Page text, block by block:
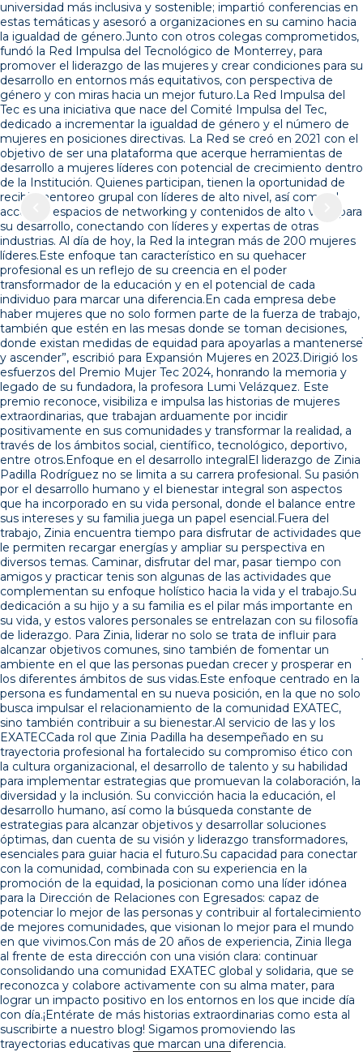
universidad más inclusiva y sostenible; impartió conferencias en
estas temáticas y asesoró a organizaciones en su camino hacia
la igualdad de género.Junto con otros colegas comprometidos,
fundó la Red Impulsa del Tecnológico de Monterrey, para
promover el liderazgo de las mujeres y crear condiciones para su
desarrollo en entornos más equitativos, con perspectiva de
género y con miras hacia un mejor futuro.La Red Impulsa del
Tec es una iniciativa que nace del Comité Impulsa del Tec,
dedicado a incrementar la igualdad de género y el número de
mujeres en posiciones directivas. La Red se creó en 2021 con el
objetivo de ser una plataforma que acerque herramientas de
desarrollo a mujeres líderes con potencial de crecimiento dentro
de la Institución. Quienes participan, tienen la oportunidad de
recibir mentoreo grupal con líderes de alto nivel, así como el
acceso a espacios de networking y contenidos de alto valor para
su desarrollo, conectando con líderes y expertas de otras
industrias. Al día de hoy, la Red la integran más de 200 mujeres
líderes.Este enfoque tan característico en su quehacer
profesional es un reflejo de su creencia en el poder
transformador de la educación y en el potencial de cada
individuo para marcar una diferencia.En cada empresa debe
haber mujeres que no solo formen parte de la fuerza de trabajo,
también que estén en las mesas donde se toman decisiones,
donde existan medidas de equidad para apoyarlas a mantenerse
y ascender”, escribió para Expansión Mujeres en 2023.Dirigió los
esfuerzos del Premio Mujer Tec 2024, honrando la memoria y
legado de su fundadora, la profesora Lumi Velázquez. Este
premio reconoce, visibiliza e impulsa las historias de mujeres
extraordinarias, que trabajan arduamente por incidir
positivamente en sus comunidades y transformar la realidad, a
través de los ámbitos social, científico, tecnológico, deportivo,
entre otros.Enfoque en el desarrollo integralEl liderazgo de Zinia
Padilla Rodríguez no se limita a su carrera profesional. Su pasión
por el desarrollo humano y el bienestar integral son aspectos
que ha incorporado en su vida personal, donde el balance entre
sus intereses y su familia juega un papel esencial.Fuera del
trabajo, Zinia encuentra tiempo para disfrutar de actividades que
le permiten recargar energías y ampliar su perspectiva en
diversos temas. Caminar, disfrutar del mar, pasar tiempo con
amigos y practicar tenis son algunas de las actividades que
complementan su enfoque holístico hacia la vida y el trabajo.Su
dedicación a su hijo y a su familia es el pilar más importante en
su vida, y estos valores personales se entrelazan con su filosofía
de liderazgo. Para Zinia, liderar no solo se trata de influir para
alcanzar objetivos comunes, sino también de fomentar un
ambiente en el que las personas puedan crecer y prosperar en
los diferentes ámbitos de sus vidas.Este enfoque centrado en la
persona es fundamental en su nueva posición, en la que no solo
busca impulsar el relacionamiento de la comunidad EXATEC,
sino también contribuir a su bienestar.Al servicio de las y los
EXATECCada rol que Zinia Padilla ha desempeñado en su
trayectoria profesional ha fortalecido su compromiso ético con
la cultura organizacional, el desarrollo de talento y su habilidad
para implementar estrategias que promuevan la colaboración, la
diversidad y la inclusión. Su convicción hacia la educación, el
desarrollo humano, así como la búsqueda constante de
estrategias para alcanzar objetivos y desarrollar soluciones
óptimas, dan cuenta de su visión y liderazgo transformadores,
esenciales para guiar hacia el futuro.Su capacidad para conectar
con la comunidad, combinada con su experiencia en la
promoción de la equidad, la posicionan como una líder idónea
para la Dirección de Relaciones con Egresados: capaz de
potenciar lo mejor de las personas y contribuir al fortalecimiento
de mejores comunidades, que visionan lo mejor para el mundo
en que vivimos.Con más de 20 años de experiencia, Zinia llega
al frente de esta dirección con una visión clara: continuar
consolidando una comunidad EXATEC global y solidaria, que se
reconozca y colabore activamente con su alma mater, para
lograr un impacto positivo en los entornos en los que incide día
con día.¡Entérate de más historias extraordinarias como esta al
suscribirte a nuestro blog! Sigamos promoviendo las
trayectorias educativas que marcan una diferencia.